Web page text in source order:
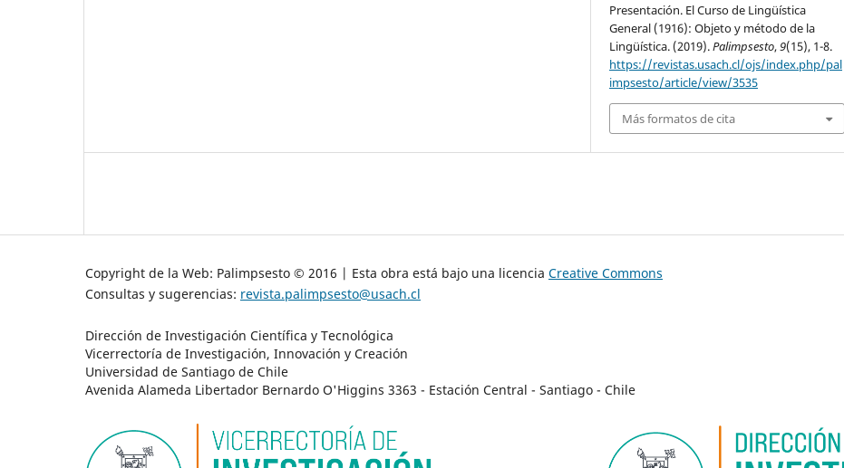
Presentación. El Curso de Lingüística
General (1916): Objeto y método de la
Lingüística. (2019).Palimpsesto,9(15), 1-8.
https://revistas.usach.cl/ojs/index.php/pal
impsesto/article/view/3535
Más formatos de cita
Copyright de la Web: Palimpsesto © 2016 | Esta obra está bajo una licencia Creative Commons
Consultas y sugerencias: revista.palimpsesto@usach.cl
Dirección de Investigación Científica y Tecnológica
Vicerrectoría de Investigación, Innovación y Creación
Universidad de Santiago de Chile
Avenida Alameda Libertador Bernardo O'Higgins 3363 - Estación Central - Santiago - Chile